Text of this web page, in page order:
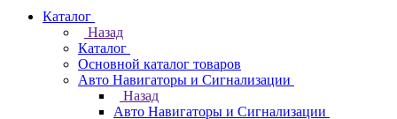
Каталог
Назад
Каталог
Основной каталог товаров
Авто Навигаторы и Сигнализации
Назад
Авто Навигаторы и Сигнализации